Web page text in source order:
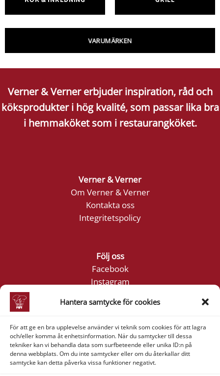
Hantera samtycke för cookies
För att ge en bra upplevelse använder vi teknik som cookies för att lagra
och/eller komma åt enhetsinformation. När du samtycker till dessa
tekniker kan vi behandla data som surfbeteende eller unika ID:n på
denna webbplats. Om du inte samtycker eller om du återkallar ditt
samtycke kan detta påverka vissa funktioner negativt.
VARUMÄRKEN
Verner & Verner erbjuder inspiration, råd och
köksprodukter i hög kvalité, som passar lika bra
i hemmaköket som i restaurangköket.
Verner & Verner
Om Verner & Verner
Kontakta oss
Integritetspolicy
Följ oss
Facebook
Instagram
Företagsinformation
Verner & Verner Nordstan AB
Lilla Klädpressaregatan 11